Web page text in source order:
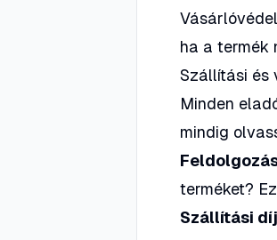
ha a termék
Szállítási és
Minden
mindig
terméket?
Szállítási